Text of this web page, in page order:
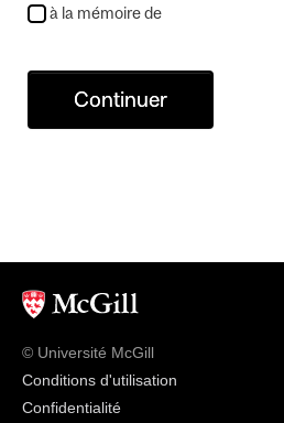
à la mémoire de
Continuer
© Université McGill
Conditions d'utilisation
Confidentialité